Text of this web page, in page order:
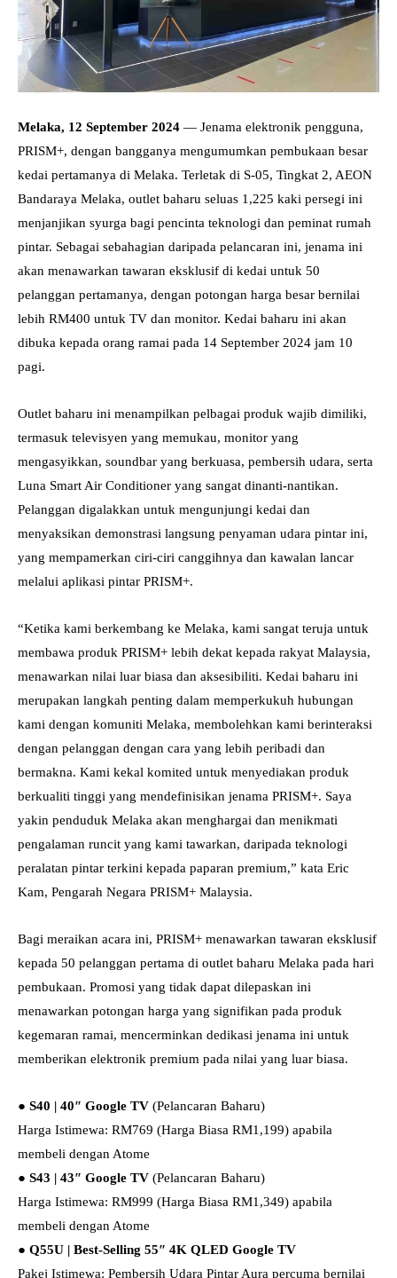
Melaka, 12 September 2024 — Jenama elektronik pengguna,
PRISM+, dengan bangganya mengumumkan pembukaan besar
kedai pertamanya di Melaka. Terletak di S-05, Tingkat 2, AEON
Bandaraya Melaka, outlet baharu seluas 1,225 kaki persegi ini
menjanjikan syurga bagi pencinta teknologi dan peminat rumah
pintar. Sebagai sebahagian daripada pelancaran ini, jenama ini
akan menawarkan tawaran eksklusif di kedai untuk 50
pelanggan pertamanya, dengan potongan harga besar bernilai
lebih RM400 untuk TV dan monitor. Kedai baharu ini akan
dibuka kepada orang ramai pada 14 September 2024 jam 10
pagi.
Outlet baharu ini menampilkan pelbagai produk wajib dimiliki,
termasuk televisyen yang memukau, monitor yang
mengasyikkan, soundbar yang berkuasa, pembersih udara, serta
Luna Smart Air Conditioner yang sangat dinanti-nantikan.
Pelanggan digalakkan untuk mengunjungi kedai dan
menyaksikan demonstrasi langsung penyaman udara pintar ini,
yang mempamerkan ciri-ciri canggihnya dan kawalan lancar
melalui aplikasi pintar PRISM+.
“Ketika kami berkembang ke Melaka, kami sangat teruja untuk
membawa produk PRISM+ lebih dekat kepada rakyat Malaysia,
menawarkan nilai luar biasa dan aksesibiliti. Kedai baharu ini
merupakan langkah penting dalam memperkukuh hubungan
kami dengan komuniti Melaka, membolehkan kami berinteraksi
dengan pelanggan dengan cara yang lebih peribadi dan
bermakna. Kami kekal komited untuk menyediakan produk
berkualiti tinggi yang mendefinisikan jenama PRISM+. Saya
yakin penduduk Melaka akan menghargai dan menikmati
pengalaman runcit yang kami tawarkan, daripada teknologi
peralatan pintar terkini kepada paparan premium,” kata Eric
Kam, Pengarah Negara PRISM+ Malaysia.
Bagi meraikan acara ini, PRISM+ menawarkan tawaran eksklusif
kepada 50 pelanggan pertama di outlet baharu Melaka pada hari
pembukaan. Promosi yang tidak dapat dilepaskan ini
menawarkan potongan harga yang signifikan pada produk
kegemaran ramai, mencerminkan dedikasi jenama ini untuk
memberikan elektronik premium pada nilai yang luar biasa.
● S40 | 40″ Google TV (Pelancaran Baharu)
Harga Istimewa: RM769 (Harga Biasa RM1,199) apabila
membeli dengan Atome
● S43 | 43″ Google TV (Pelancaran Baharu)
Harga Istimewa: RM999 (Harga Biasa RM1,349) apabila
membeli dengan Atome
● Q55U | Best-Selling 55″ 4K QLED Google TV
Pakej Istimewa: Pembersih Udara Pintar Aura percuma bernilai